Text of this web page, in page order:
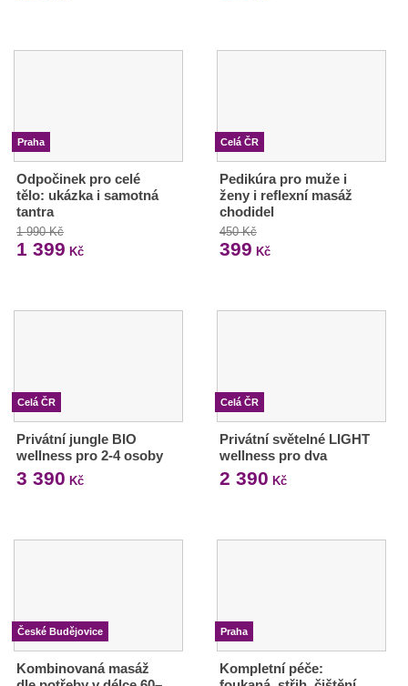
Praha
Odpočinek pro celé
tělo: ukázka i samotná
tantra
1 990 Kč
1 399 Kč
Celá ČR
Pedikúra pro muže i
ženy i reflexní masáž
chodidel
450 Kč
399 Kč
Celá ČR
Privátní jungle BIO
wellness pro 2-4 osoby
3 390 Kč
Celá ČR
Privátní světelné LIGHT
wellness pro dva
2 390 Kč
České Budějovice
Kombinovaná masáž
Praha
Kompletní péče: